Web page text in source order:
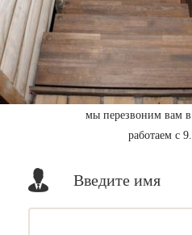
мы перезвоним вам
работаем с
Введите имя